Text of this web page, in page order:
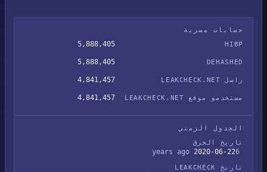
حسابات مسربة
HIBP
5,888,405
DEHASHED
5,888,405
راسل LEAKCHECK.NET 4,841,457
مستخدمو موقع LEAKCHECK.NET 4,841,457
الجدول الزمني
تاريخ الخرق
2020-06-22
تاريخ LEAKCHECK